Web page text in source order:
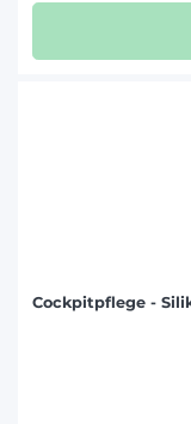
Cockpitpflege -